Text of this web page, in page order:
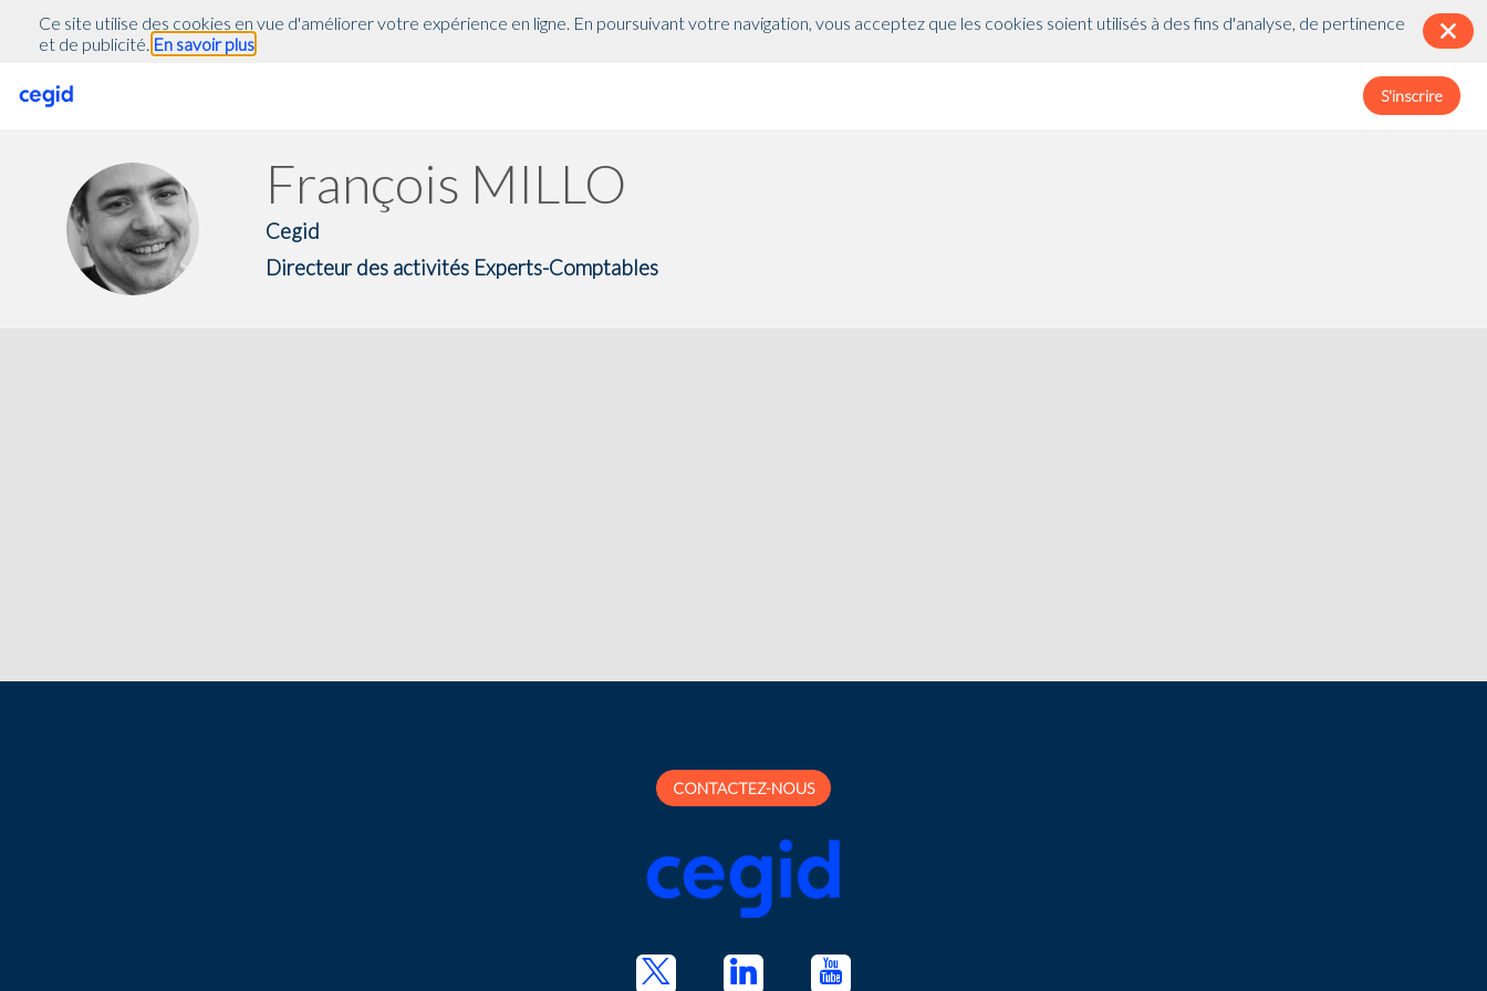
S'inscrire
FM
François MILLO
Cegid
Directeur des activités Experts-Comptables
CONTACTEZ-NOUS
Ce site utilise des cookies en vue d'améliorer votre expérience en ligne. En poursuivant votre navigation, vous acceptez que les cookies soient utilisés à des fins d'analyse, de pertinence
et de publicité. En savoir plus
inwink.tracking.trackers || []; inwink.tracking.trackers.push({ script: { id : "mytracker", innerContent : '(function() {\r\n var didInit = false;\r\n function initMunchkin() {\r\n if(didInit === false) {\r\n didInit =
true;\r\n Munchkin.init('818-MJH-876');\r\n }\r\n }\r\n var s = document.createElement('script');\r\n s.type = 'text/javascript';\r\n s.async = true;\r\n s.src = '//munchkin.marketo.net/munchkin.js';\r\n
document.getElementsByTagName('head')[0].appendChild(s);\r\n})();' }, trackPage: function(location){}, trackAction: function(category, action, label){} }); if (inwink.trackingStatus)